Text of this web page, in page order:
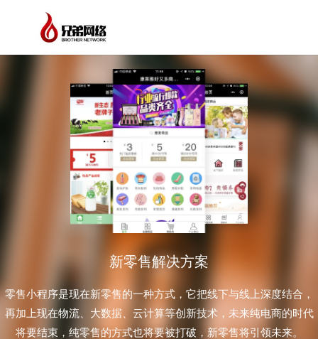
新零售解决方案
零售小程序是现在新零售的一种方式，它把线下与线上深度结合，
再加上现在物流、大数据、云计算等创新技术，未来纯电商的时代
将要结束，纯零售的方式也将要被打破，新零售将引领未来。